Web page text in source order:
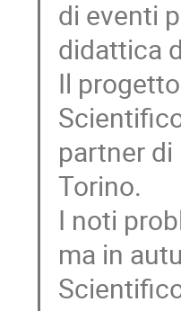
di eventi
didattica
Il
partner
Torino.
I noti
ma in